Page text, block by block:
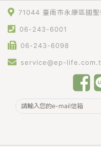
71044 臺南市永康區國聖
06-243-6001
06-243-6098
service@ep-